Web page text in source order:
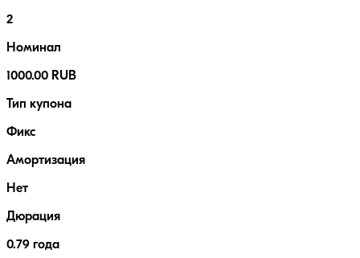
2
Номинал
1000.00 RUB
Тип купона
Фикс
Амортизация
Нет
Дюрация
0.79 года